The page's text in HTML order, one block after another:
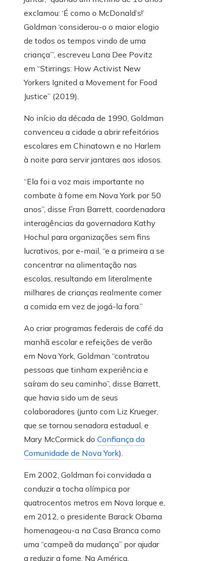
exclamou: ‘É como o McDonald’s!’
Goldman ‘considerou-o o maior elogio
de todos os tempos vindo de uma
criança’”, escreveu Lana Dee Povitz
em “Stirrings: How Activist New
Yorkers Ignited a Movement for Food
Justice” (2019).
No início da década de 1990, Goldman
convenceu a cidade a abrir refeitórios
escolares em Chinatown e no Harlem
à noite para servir jantares aos idosos.
“Ela foi a voz mais importante no
combate à fome em Nova York por 50
anos”, disse Fran Barrett, coordenadora
interagências da governadora Kathy
Hochul para organizações sem fins
lucrativos, por e-mail, “e a primeira a se
concentrar na alimentação nas
escolas, resultando em literalmente
milhares de crianças realmente comer
a comida em vez de jogá-la fora.”
Ao criar programas federais de café da
manhã escolar e refeições de verão
em Nova York, Goldman “contratou
pessoas que tinham experiência e
saíram do seu caminho”, disse Barrett,
que havia sido um de seus
colaboradores (junto com Liz Krueger,
que se tornou senadora estadual, e
Mary McCormick do Confiança da
Comunidade de Nova York).
Em 2002, Goldman foi convidada a
conduzir a tocha olímpica por
quatrocentos metros em Nova Iorque e,
em 2012, o presidente Barack Obama
homenageou-a na Casa Branca como
uma “campeã da mudança” por ajudar
a reduzir a fome. Na América.